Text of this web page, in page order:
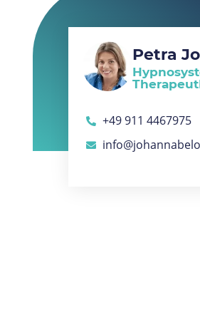
Petra
+49 911 4467975